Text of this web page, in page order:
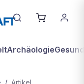
Archäologie
/ Artikel